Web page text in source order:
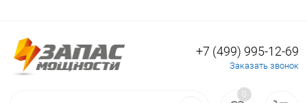
Вход Регистрация
+7 (499) 995-12-69
Заказать звонок
0